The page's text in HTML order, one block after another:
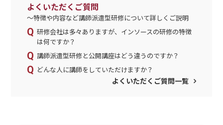
よくいただくご質問
～特徴や内容など講師派遣型研修について詳しくご説明
研修会社は多々ありますが、インソースの研修の特徴
は何ですか？
講師派遣型研修と公開講座はどう違うのですか？
どんな人に講師をしていただけますか？
よくいただくご質問一覧